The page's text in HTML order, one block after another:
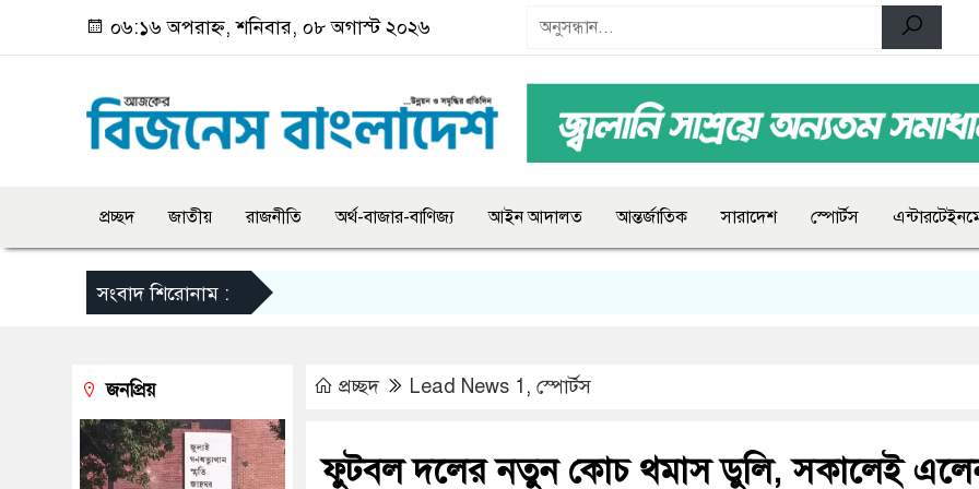
০৬:১৬ অপরাহ্ন, শনিবার, ০৮ অগাস্ট ২০২৬
প্রচ্ছদ জাতীয় রাজনীতি অর্থ-বাজার-বাণিজ্য আইন আদালত আন্তর্জাতিক সারাদেশ স্পোর্টস
সংবাদ শিরোনাম :
প্রচ্ছদ Lead News 1 , স্পোর্টস
ফুটবল দলের নতুন কোচ থমাস ডুলি, সকালেই
জনপ্রিয়